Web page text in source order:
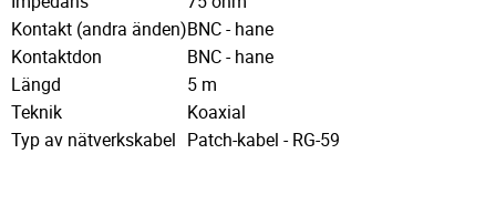
Kontakt (andra änden)BNC - hane
Kontaktdon
BNC - hane
Längd
5 m
Teknik
Koaxial
Typ av nätverkskabel Patch-kabel - RG-59